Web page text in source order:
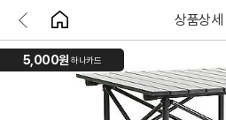
상품상세
5,000원 하나카드